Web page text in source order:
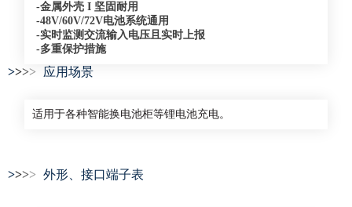
-金属外壳 I 坚固耐用
-48V/60V/72V电池系统通用
-实时监测交流输入电压且实时上报
-多重保护措施
>>>> 应用场景
适用于各种智能换电池柜等锂电池充电。
>>>> 外形、接口端子表